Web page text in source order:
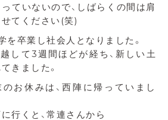
ていないので、しばらくの間は肩
てください(笑)
を卒業し社会人となりました。
して3週間ほどが経ち、新しい土
きました。
のお休みは、西陣に帰っていまし
行くと、常連さんから